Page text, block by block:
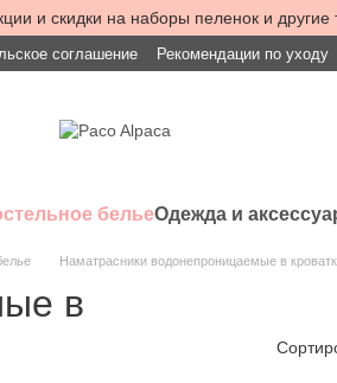
и скидки на наборы пеленок и другие
соглашение Рекомендации по уходу
бельеОдежда и
Наматрасники водонепроницаемые в
в